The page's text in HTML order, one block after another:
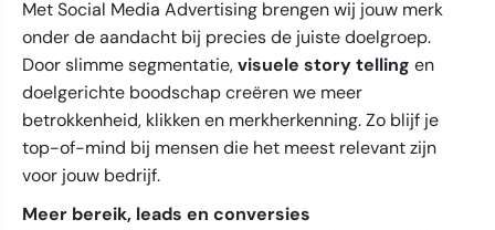
Met Social Media Advertising brengen wij jouw merk
onder de aandacht bij precies de juiste doelgroep.
Door slimme segmentatie,visuele story telling en
doelgerichte boodschap creëren we meer
betrokkenheid, klikken en merkherkenning. Zo blijf je
top-of-mind bij mensen die het meest relevant zijn
voor jouw bedrijf.
Meer bereik, leads en conversies